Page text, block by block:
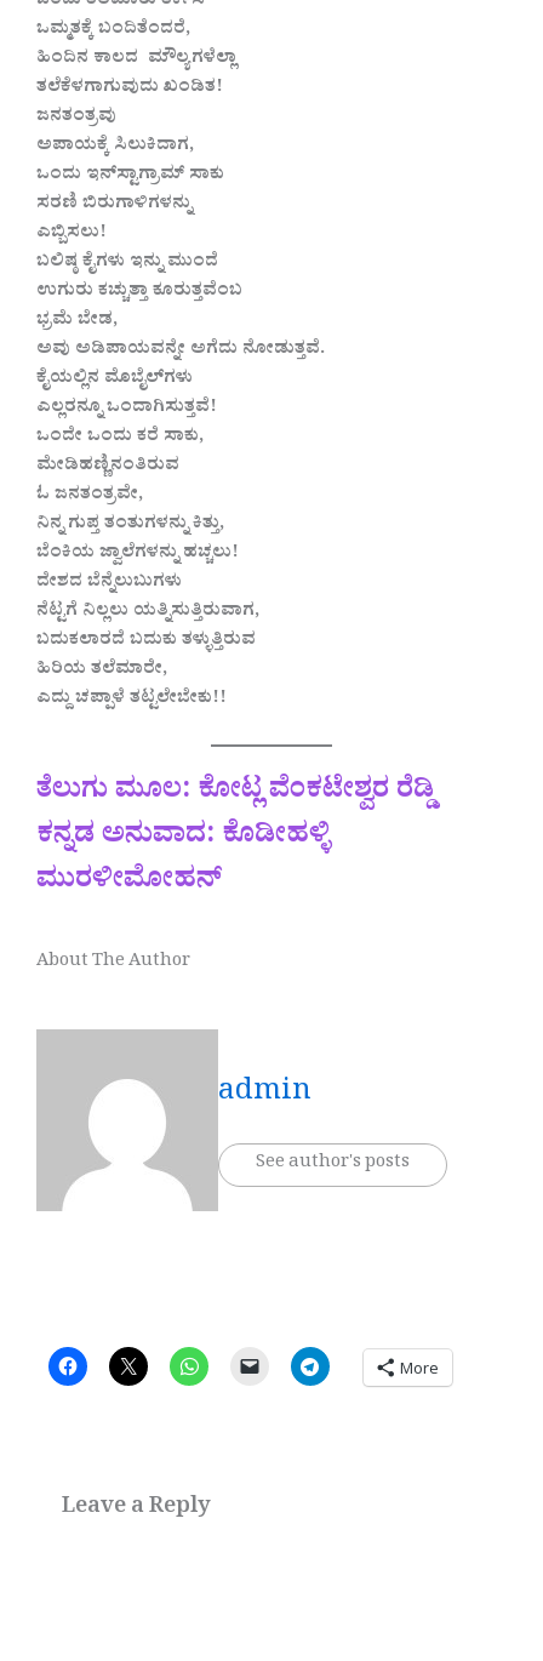
ಒಮ್ಮತಕ್ಕೆ ಬಂದಿತೆಂದರೆ,
ಹಿಂದಿನ ಕಾಲದ ಮೌಲ್ಯಗಳೆಲ್ಲಾ
ತಲೆಕೆಳಗಾಗುವುದು ಖಂಡಿತ!
ಜನತಂತ್ರವು
ಅಪಾಯಕ್ಕೆ ಸಿಲುಕಿದಾಗ,
ಒಂದು ಇನ್‌ಸ್ಟಾಗ್ರಾಮ್ ಸಾಕು
ಸರಣಿ ಬಿರುಗಾಳಿಗಳನ್ನು
ಎಬ್ಬಿಸಲು!
ಬಲಿಷ್ಠ ಕೈಗಳು ಇನ್ನು ಮುಂದೆ
ಉಗುರು ಕಚ್ಚುತ್ತಾ ಕೂರುತ್ತವೆಂಬ
ಭ್ರಮೆ ಬೇಡ,
ಅವು ಅಡಿಪಾಯವನ್ನೇ ಅಗೆದು ನೋಡುತ್ತವೆ.
ಕೈಯಲ್ಲಿನ ಮೊಬೈಲ್‌ಗಳು
ಎಲ್ಲರನ್ನೂ ಒಂದಾಗಿಸುತ್ತವೆ!
ಒಂದೇ ಒಂದು ಕರೆ ಸಾಕು,
ಮೇಡಿಹಣ್ಣಿನಂತಿರುವ
ಓ ಜನತಂತ್ರವೇ,
ನಿನ್ನ ಗುಪ್ತ ತಂತುಗಳನ್ನು ಕಿತ್ತು,
ಬೆಂಕಿಯ ಜ್ವಾಲೆಗಳನ್ನು ಹಚ್ಚಲು!
ದೇಶದ ಬೆನ್ನೆಲುಬುಗಳು
ನೆಟ್ಟಗೆ ನಿಲ್ಲಲು ಯತ್ನಿಸುತ್ತಿರುವಾಗ,
ಬದುಕಲಾರದೆ ಬದುಕು ತಳ್ಳುತ್ತಿರುವ
ಹಿರಿಯ ತಲೆಮಾರೇ,
ಎದ್ದು ಚಪ್ಪಾಳೆ ತಟ್ಟಲೇಬೇಕು!!
ತೆಲುಗು ಮೂಲ: ಕೋಟ್ಲ ವೆಂಕಟೇಶ್ವರ ರೆಡ್ಡಿ
ಕನ್ನಡ ಅನುವಾದ: ಕೊಡೀಹಳ್ಳಿ
ಮುರಳೀಮೋಹನ್
About The Author
admin
See author's posts
More
Leave a Reply